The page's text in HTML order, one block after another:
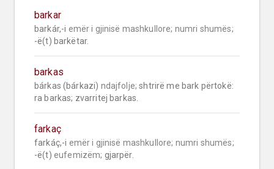
barkar
barkár,-i emër i gjinisë mashkullore; numri shumës;
-ë(t) barkëtar.
barkas
bárkas (bárkazi) ndajfolje; shtrirë me bark përtokë:
ra barkas; zvarritej barkas.
farkaç
farkáç,-i emër i gjinisë mashkullore; numri shumës;
-ë(t) eufemizëm; gjarpër.